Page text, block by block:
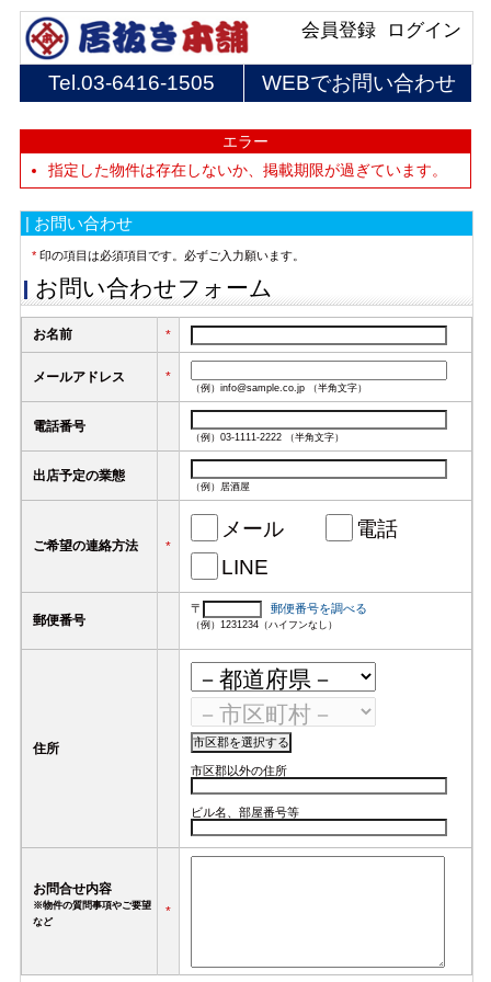
ログイン
会員登録
Tel.03-6416-1505 WEBでお問い合わせ
エラー
指定した物件は存在しないか、掲載期限が過ぎています。
| お問い合わせ
*印の項目は必須項目です。必ずご入力願います。
お問い合わせフォーム
お名前 *
メールアドレス *
（例）info@sample.co.jp （半角文字）
電話番号
（例）03-1111-2222 （半角文字）
出店予定の業態
（例）居酒屋
ご希望の連絡方法 *
メール
電話
LINE
郵便番号
〒 郵便番号を調べる
（例）1231234（ハイフンなし）
住所
市区郡以外の住所
ビル名、部屋番号等
お問合せ内容
※物件の質問事項やご要望
など
*